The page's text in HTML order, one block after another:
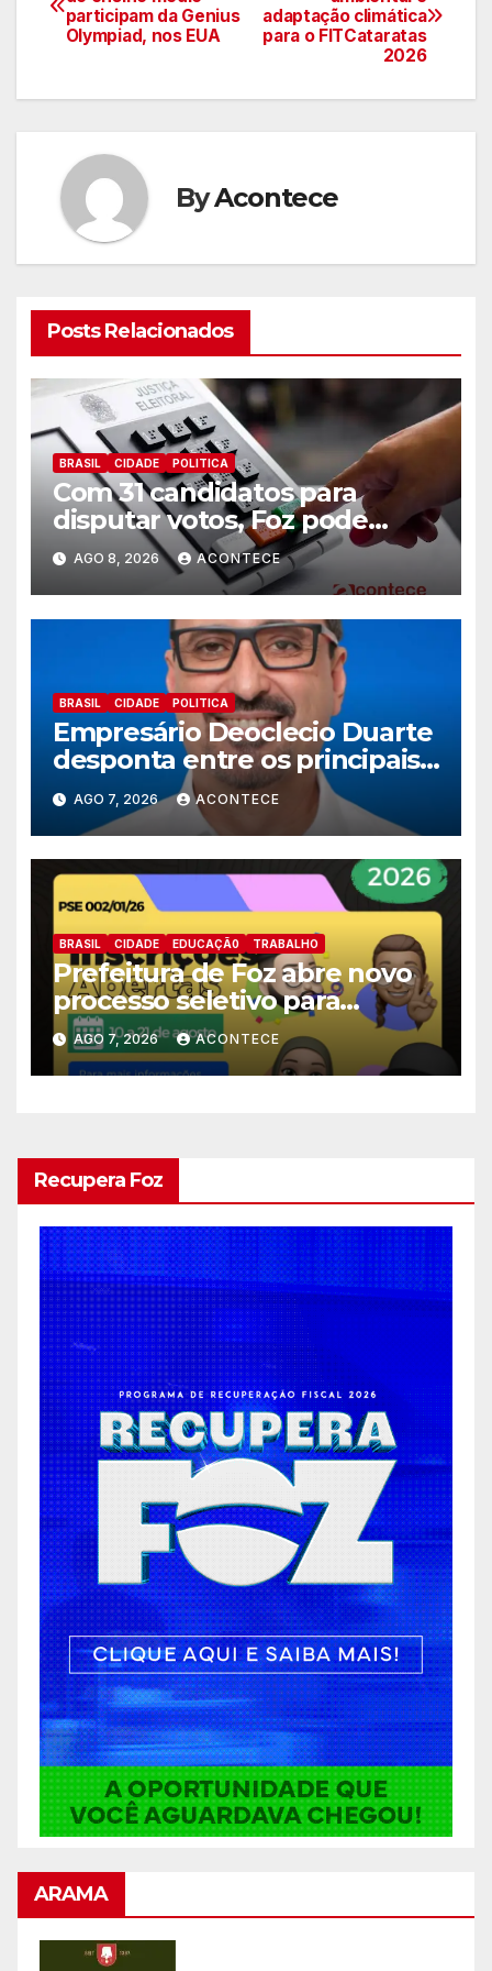
de
adaptação climática
para o FITCataratas
2026
participam da Genius
Olympiad, nos EUA
ByAcontece
Posts Relacionados
BRASIL CIDADE POLITICA
Com 31 candidatos para
disputar votos, Foz pode
perder representatividade
AGO 8, 2026 ACONTECE
BRASIL CIDADE POLITICA
Empresário Deoclecio Duarte
desponta entre os principais
nomes do União Brasil para
deputado estadual
AGO 7, 2026 ACONTECE
BRASIL CIDADE EDUCAÇÃ0 TRABALHO
Prefeitura de Foz abre novo
processo seletivo para
estagiários
AGO 7, 2026 ACONTECE
Recupera Foz
ARAMA